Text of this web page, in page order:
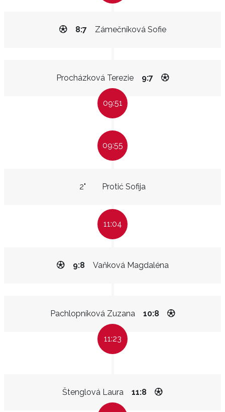
Zámečníková Sofie
8:7
Procházková Terezie 9:7
09:51
09:55
Protić Sofija
2"
11:04
Vaňková Magdaléna
9:8
Pachlopníková Zuzana 10:8
11:23
Štenglová Laura 11:8